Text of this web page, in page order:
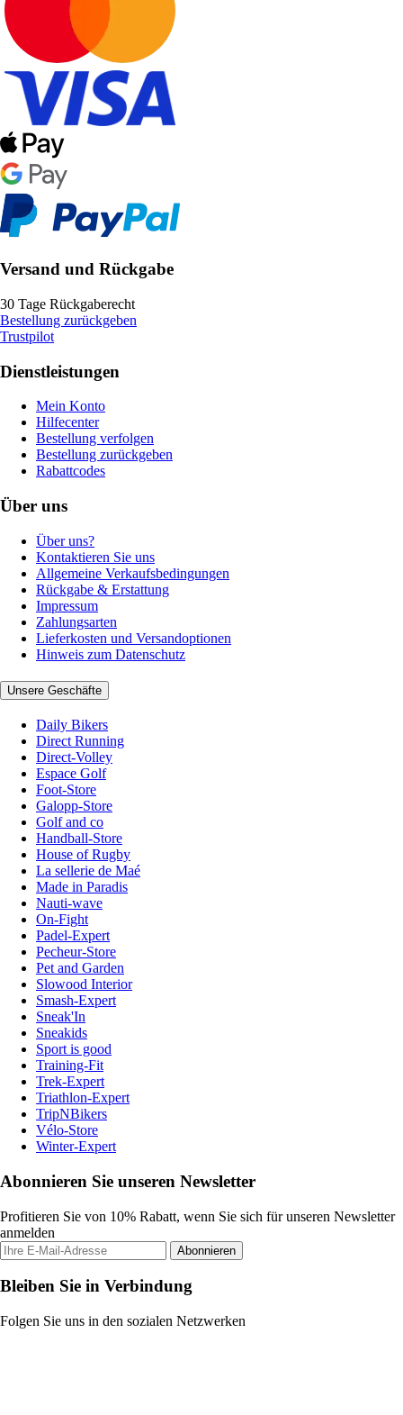
Versand und Rückgabe
30 Tage Rückgaberecht
Bestellung zurückgeben
Trustpilot
Dienstleistungen
Mein Konto
Hilfecenter
Bestellung verfolgen
Bestellung zurückgeben
Rabattcodes
Über uns
Über uns?
Kontaktieren Sie uns
Allgemeine Verkaufsbedingungen
Rückgabe & Erstattung
Impressum
Zahlungsarten
Lieferkosten und Versandoptionen
Hinweis zum Datenschutz
Unsere Geschäfte
Daily Bikers
Direct Running
Direct-Volley
Espace Golf
Foot-Store
Galopp-Store
Golf and co
Handball-Store
House of Rugby
La sellerie de Maé
Made in Paradis
Nauti-wave
On-Fight
Padel-Expert
Pecheur-Store
Pet and Garden
Slowood Interior
Smash-Expert
Sneak'In
Sneakids
Sport is good
Training-Fit
Trek-Expert
Triathlon-Expert
TripNBikers
Vélo-Store
Winter-Expert
Abonnieren Sie unseren Newsletter
Profitieren Sie von 10% Rabatt, wenn Sie sich für unseren Newsletter
anmelden
Abonnieren
Bleiben Sie in Verbindung
Folgen Sie uns in den sozialen Netzwerken